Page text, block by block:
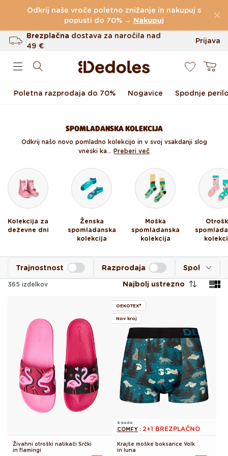
Preskoči na vsebino
Odkrij naše vroče poletno znižanje in nakupuj s
popusti do 70% → Nakupuj
(60.231 Ocen)
Brezplačna dostava za naročila nad
49 €
Do 100 dni za vračilo
Prijava
Košarica
Poletna razprodaja do 70% Nogavice Spodnje
SPOMLADANSKA KOLEKCIJA
Odkrij našo novo pomladno kolekcijo in v svoj vsakdanji slog
vneski ka... Preberi več
Kolekcija za
deževne dni
Ženska
spomladanska
kolekcija
Moška
spomladanska
kolekcija
Spol
Trajnostnost Razprodaja
365 izdelkov Najbolj ustrezno
Živahni otroški natikači Srčki
in flamingi
OEKOTEX®
Nov kroj
S kodo
COMFY : 2+1 BREZPLAČNO
Krajše moške boksarice Volk
in luna